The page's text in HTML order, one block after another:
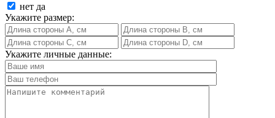
нет да
Укажите размер:
Укажите личные данные: